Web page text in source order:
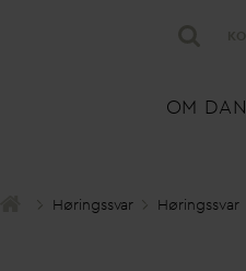
OM DAN
Høringssvar Høringssvar